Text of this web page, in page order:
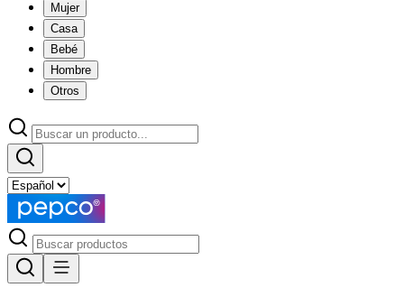
Mujer
Casa
Bebé
Hombre
Otros